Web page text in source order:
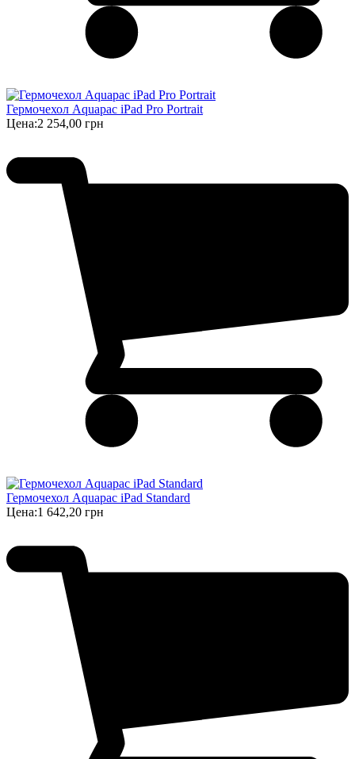
Гермочехол Aquapac iPad Pro Portrait
Цена:2 254,00 грн
Гермочехол Aquapac iPad Standard
Цена:1 642,20 грн